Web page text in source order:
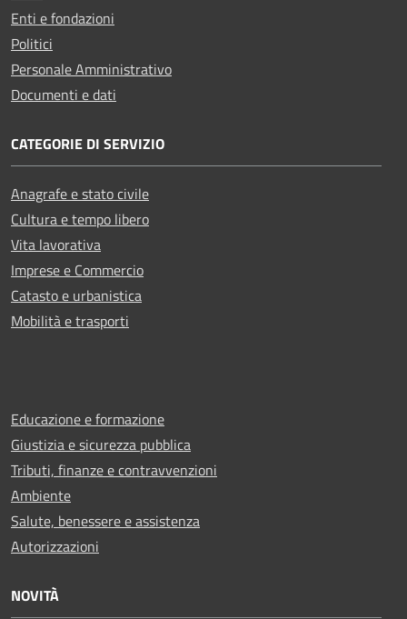
Enti e fondazioni
Politici
Personale Amministrativo
Documenti e dati
CATEGORIE DI SERVIZIO
Anagrafe e stato civile
Cultura e tempo libero
Vita lavorativa
Imprese e Commercio
Catasto e urbanistica
Mobilità e trasporti
Educazione e formazione
Giustizia e sicurezza pubblica
Tributi, finanze e contravvenzioni
Ambiente
Salute, benessere e assistenza
Autorizzazioni
NOVITÀ